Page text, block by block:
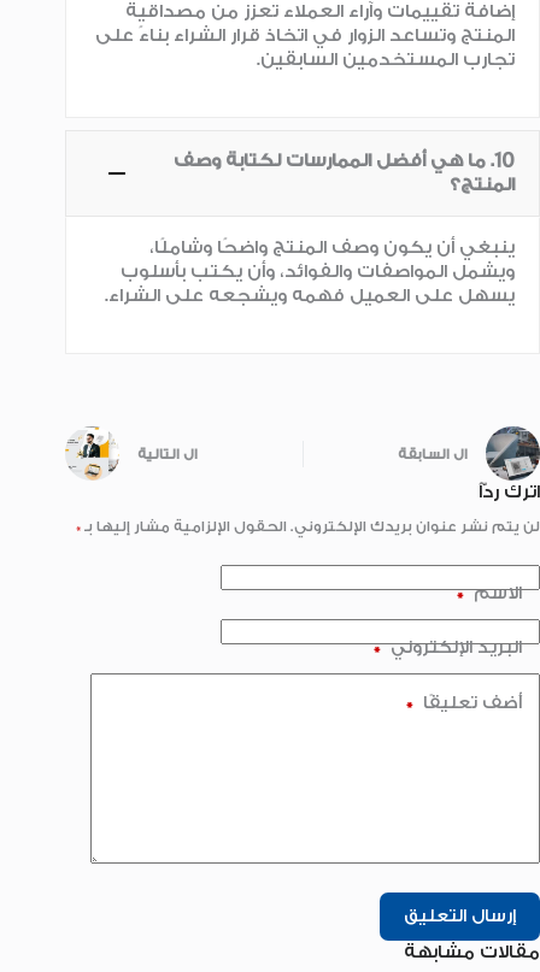
إضافة تقييمات وآراء العملاء تعزز من مصداقية
المنتج وتساعد الزوار في اتخاذ قرار الشراء بناءً على
تجارب المستخدمين السابقين.
10. ما هي أفضل الممارسات لكتابة وصف
المنتج؟
ينبغي أن يكون وصف المنتج واضحًا وشاملًا،
ويشمل المواصفات والفوائد، وأن يكتب بأسلوب
يسهل على العميل فهمه ويشجعه على الشراء.
ال السابقة ال التالية
اترك ردّاً
لن يتم نشر عنوان بريدك الإلكتروني. الحقول الإلزامية مشار إليها بـ *
الاسم*
البريد الإلكتروني*
أضف تعليقًا *
إرسال التعليق
مقالات مشابهة